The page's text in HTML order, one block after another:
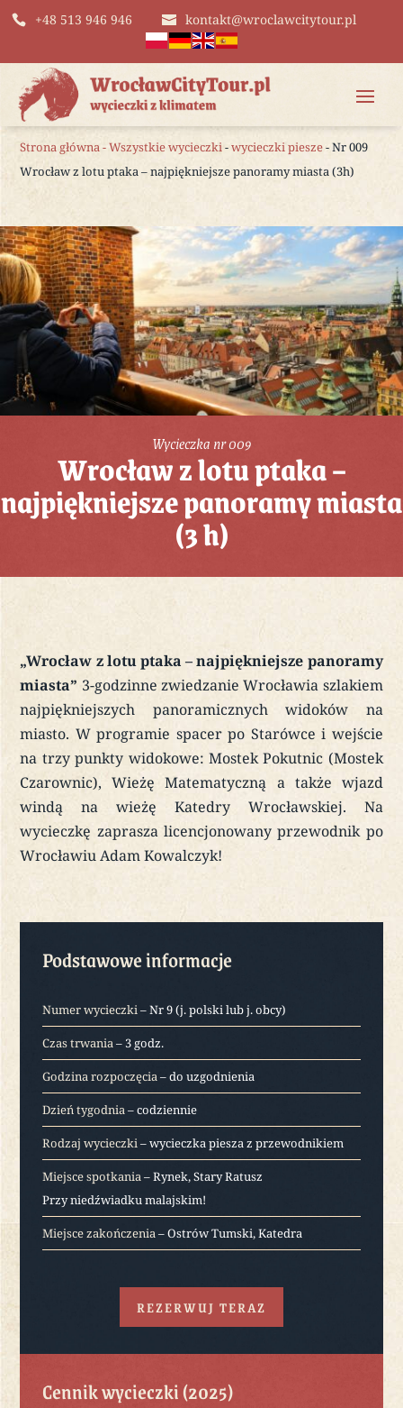
+48 513 946 946 kontakt@wroclawcitytour.pl
Strona główna-Wszystkie wycieczki-wycieczki piesze- Nr 009
Wrocław z lotu ptaka – najpiękniejsze panoramy miasta (3h)
Wycieczka nr 009
Wrocław z lotu ptaka –
najpiękniejsze panoramy miasta
(3 h)
„Wrocław z lotu ptaka – najpiękniejsze panoramy
miasta” 3-godzinne zwiedzanie Wrocławia szlakiem
najpiękniejszych panoramicznych widoków na
miasto. W programie spacer po Starówce i wejście
na trzy punkty widokowe: Mostek Pokutnic (Mostek
Czarownic), Wieżę Matematyczną a także wjazd
windą na wieżę Katedry Wrocławskiej. Na
wycieczkę zaprasza licencjonowany przewodnik po
Wrocławiu Adam Kowalczyk!
Podstawowe informacje
Numer wycieczki– Nr 9 (j. polski lub j. obcy)
Czas trwania– 3 godz.
Godzina rozpoczęcia– do uzgodnienia
Dzień tygodnia– codziennie
Rodzaj wycieczki– wycieczka piesza z przewodnikiem
Miejsce spotkania– Rynek, Stary Ratusz
Przy niedźwiadku malajskim!
Miejsce zakończenia– Ostrów Tumski, Katedra
REZERWUJ TERAZ
Cennik wycieczki (2025)